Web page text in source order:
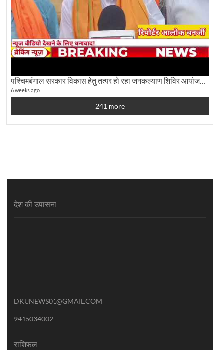
पश्चिमबंगाल सरकार विकास हेतु तत्पर हो रहा जनकल्याण शिविर आयोजन:कृषि मंत्री दूध कुमार मंडल से बातचीत
6 weeks ago
241 more
देश की उपासना
DKUNEWS01@GMAIL.COM
9415034002
राशिफल